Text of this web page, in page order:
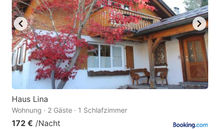
Haus Lina
Wohnung · 2 Gäste · 1 Schlafzimmer
172 € /Nacht